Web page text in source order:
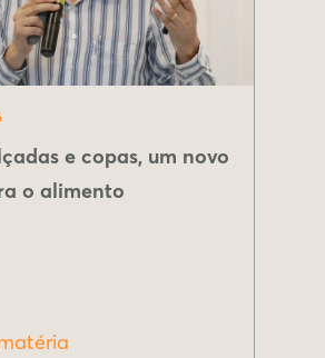
e copas, um novo
o alimento